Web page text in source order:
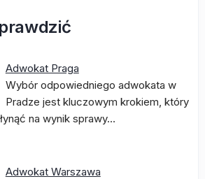
Adwokat Praga
Wybór odpowiedniego adwokata w
Pradze jest kluczowym krokiem, który
na wynik sprawy…
Adwokat Warszawa